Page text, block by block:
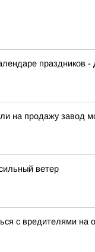
праздников
на продажу завод
ветер
с вредителями